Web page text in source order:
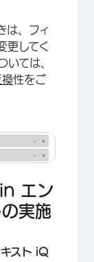
は、フィ
更してく
いては、
換性をご
エン
実施
スト iQ